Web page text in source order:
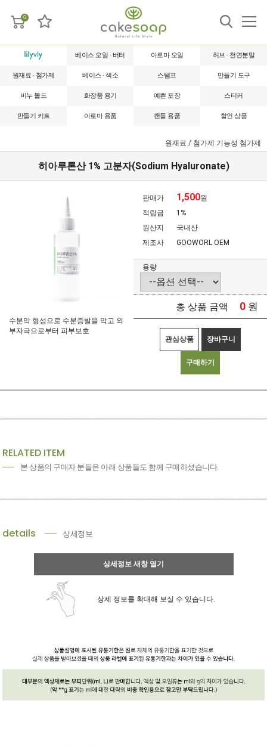
0
베이스 오일 · 버터 아로마 오일 허브 · 천연분말
원재료 · 첨가제 베이스 · 색소 스탬프 만들기 도구
비누 몰드 화장품 용기 예쁜 포장 스티커
만들기 키트 아로마 용품 캔들 용품 할인 상품
원재료 / 첨가제 기능성 첨가제
히아루론산 1% 고분자(Sodium Hyaluronate)
수분막 형성으로 수분증발을 막고 외
부자극으로부터 피부보호
판매가 1,500원
적립금
1%
원산지
국내산
제조사
GOOWORL OEM
용량
총 상품 금액 0 원
관심상품 장바구니
구매하기
RELATED ITEM
본 상품의 구매자 분들은 아래 상품들도 함께 구매하셨습니다.
details 상세정보
상세정보 새창 열기
상세 정보를 확대해 보실 수 있습니다.